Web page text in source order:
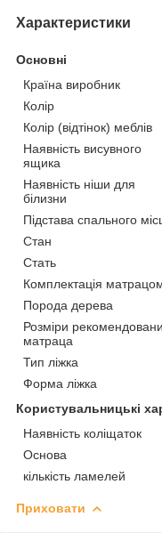
Характеристики
Основні
Країна виробник
Колір
Колір (відтінок) меблів
Наявність висувного
ящика
Наявність ніши для
білизни
Підстава спального
Стан
Стать
Комплектація
Порода дерева
Розміри
матраца
Тип ліжка
Форма ліжка
Користувальницькі
Наявність коліщаток
Основа
кількість ламелей
Приховати